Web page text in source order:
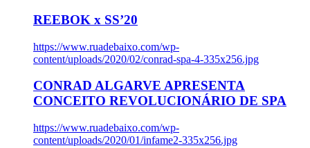
REEBOK x SS’20
https://www.ruadebaixo.com/wp-
content/uploads/2020/02/conrad-spa-4-335x256.jpg
CONRAD ALGARVE APRESENTA
CONCEITO REVOLUCIONÁRIO DE SPA
https://www.ruadebaixo.com/wp-
content/uploads/2020/01/infame2-335x256.jpg